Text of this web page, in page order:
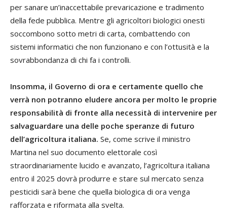
per sanare un’inaccettabile prevaricazione e tradimento
della fede pubblica. Mentre gli agricoltori biologici onesti
soccombono sotto metri di carta, combattendo con
sistemi informatici che non funzionano e con l’ottusità e la
sovrabbondanza di chi fa i controlli.
Insomma, il Governo di ora e certamente quello che
verrà non potranno eludere ancora per molto le proprie
responsabilità di fronte alla necessità di intervenire per
salvaguardare una delle poche speranze di futuro
dell’agricoltura italiana. Se, come scrive il ministro
Martina nel suo documento elettorale così
straordinariamente lucido e avanzato, l’agricoltura italiana
entro il 2025 dovrà produrre e stare sul mercato senza
pesticidi sarà bene che quella biologica di ora venga
rafforzata e riformata alla svelta.